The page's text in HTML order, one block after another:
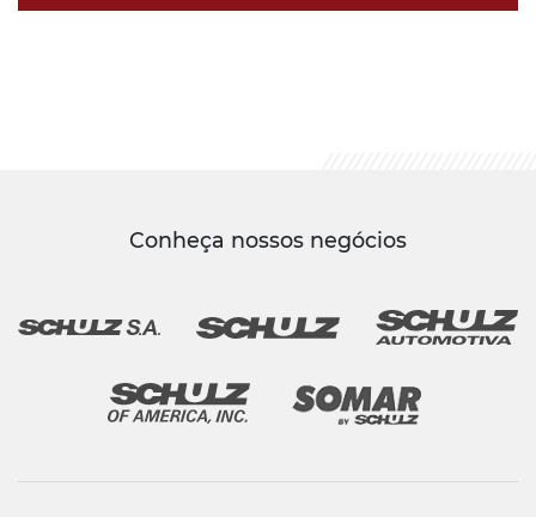
Conheça nossos negócios